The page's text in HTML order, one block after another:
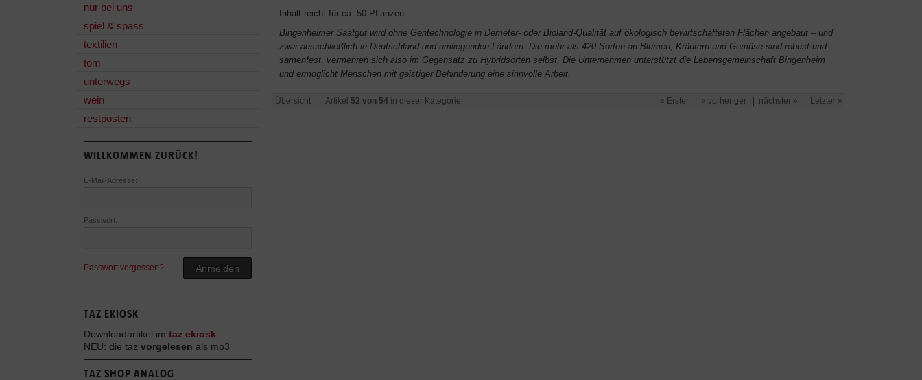
Inhalt reicht für ca. 50 Pflanzen.
Bingenheimer Saatgut wird ohne Gentechnologie in Demeter- oder Bioland-Qualität auf ökologisch bewirtschafteten Flächen angebaut – und
zwar ausschließlich in Deutschland und umliegenden Ländern. Die mehr als 420 Sorten an Blumen, Kräutern und Gemüse sind robust und
samenfest, vermehren sich also im Gegensatz zu Hybridsorten selbst. Die Unternehmen unterstützt die Lebensgemeinschaft Bingenheim
und ermöglicht Menschen mit geistiger Behinderung eine sinnvolle Arbeit.
Übersicht | Artikel 52 von 54 in dieser Kategorie « Erster « vorheriger nächster » Letzter »
nur bei uns
spiel & spass
textilien
tom
unterwegs
wein
restposten
WILLKOMMEN ZURÜCK!
E-Mail-Adresse:
Passwort:
Passwort vergessen? Anmelden
TAZ EKIOSK
Downloadartikel im taz ekiosk
NEU: die taz vorgelesen als mp3
TAZ SHOP ANALOG